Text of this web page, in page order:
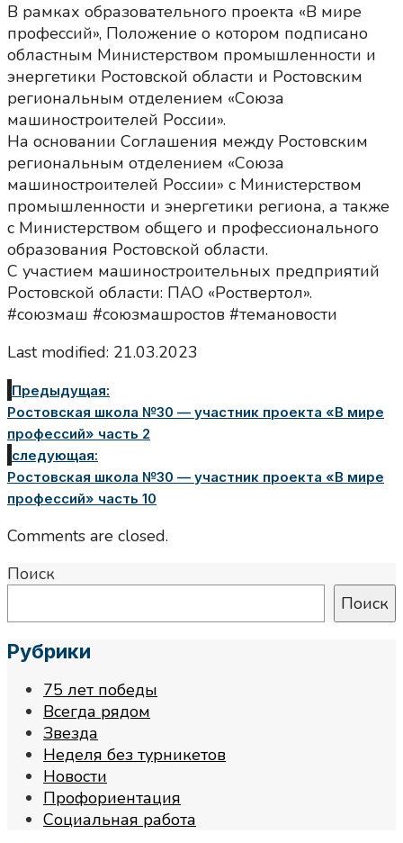
В рамках образовательного проекта «В мире
профессий», Положение о котором подписано
областным Министерством промышленности и
энергетики Ростовской области и Ростовским
региональным отделением «Союза
машиностроителей России».
На основании Соглашения между Ростовским
региональным отделением «Союза
машиностроителей России» с Министерством
промышленности и энергетики региона, а также
с Министерством общего и профессионального
образования Ростовской области.
С участием машиностроительных предприятий
Ростовской области: ПАО «Роствертол».
#союзмаш #союзмашростов #темановости
Last modified: 21.03.2023
Предыдущая:
Ростовская школа №30 — участник проекта «В мире
профессий» часть 2
следующая:
Ростовская школа №30 — участник проекта «В мире
профессий» часть 10
Comments are closed.
Поиск
Поиск
Рубрики
75 лет победы
Всегда рядом
Звезда
Неделя без турникетов
Новости
Профориентация
Социальная работа